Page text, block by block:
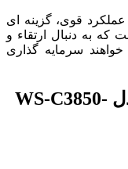
عملکرد قوی، گزینه ای
به دنبال ارتقاء و
سرمایه گذاری
سوئیچ سیسکو مدل WS-C3850-